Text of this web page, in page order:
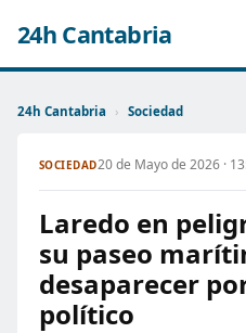
24h Cantabria
24h Cantabria › Sociedad
SOCIEDAD20 de Mayo de 2026 ·
Laredo en
su paseo
desaparecer
político